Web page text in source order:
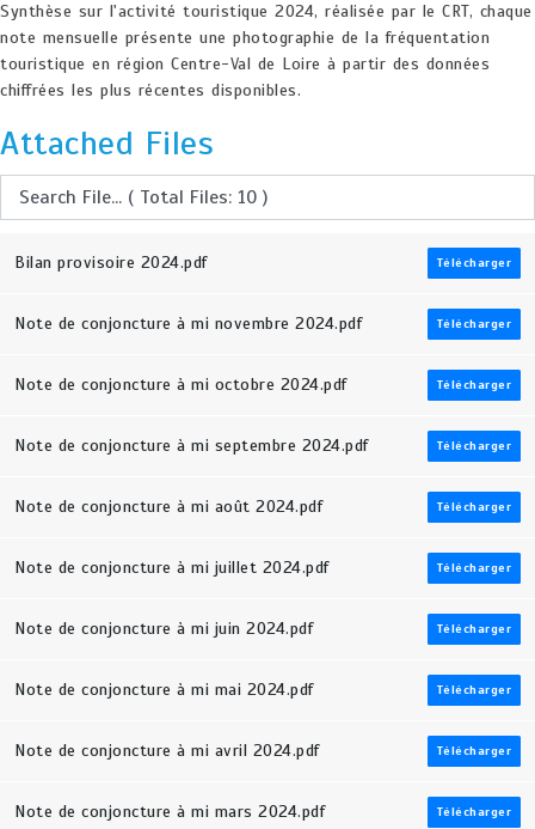
Synthèse sur l'activité touristique 2024, réalisée par le CRT, chaque
note mensuelle présente une photographie de la fréquentation
touristique en région Centre-Val de Loire à partir des données
chiffrées les plus récentes disponibles.
Attached Files
Bilan provisoire 2024.pdf Télécharger
Note de conjoncture à mi novembre 2024.pdf Télécharger
Note de conjoncture à mi octobre 2024.pdf Télécharger
Note de conjoncture à mi septembre 2024.pdf Télécharger
Note de conjoncture à mi août 2024.pdf Télécharger
Note de conjoncture à mi juillet 2024.pdf Télécharger
Note de conjoncture à mi juin 2024.pdf Télécharger
Note de conjoncture à mi mai 2024.pdf Télécharger
Note de conjoncture à mi avril 2024.pdf Télécharger
Note de conjoncture à mi mars 2024.pdf Télécharger